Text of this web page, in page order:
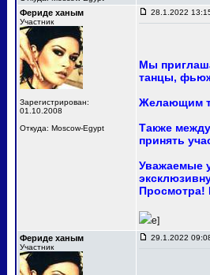
Фериде ханым
Участник
Зарегистрирован:
01.10.2008
Откуда: Moscow-Egypt
28.1.2022
Мы
танцы,
Желающим
Также
принять
Уважаемые
Просмотра!
e]
Фериде ханым
Участник
29.1.2022